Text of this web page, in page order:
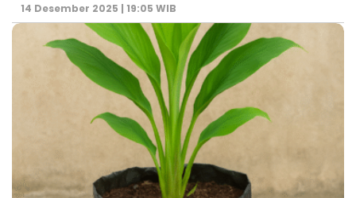
14 Desember 2025 | 19:05 WIB